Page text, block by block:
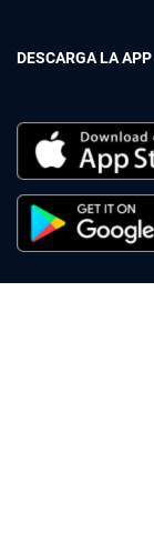
DESCARGA LA APP